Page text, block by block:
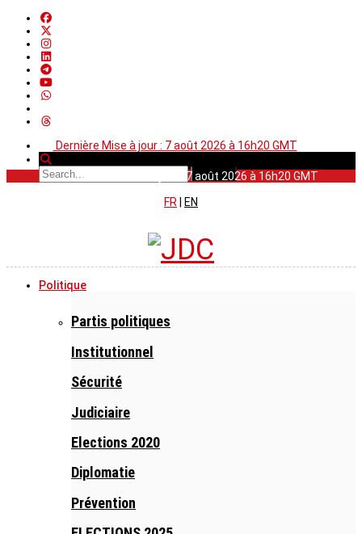
Dernière Mise à jour : 7 août 2026 à 16h20 GMT
Dernière Mise à jour : 7 août 2026 à 16h20 GMT
FR
EN
Politique
Partis politiques
Institutionnel
Sécurité
Judiciaire
Elections 2020
Diplomatie
Prévention